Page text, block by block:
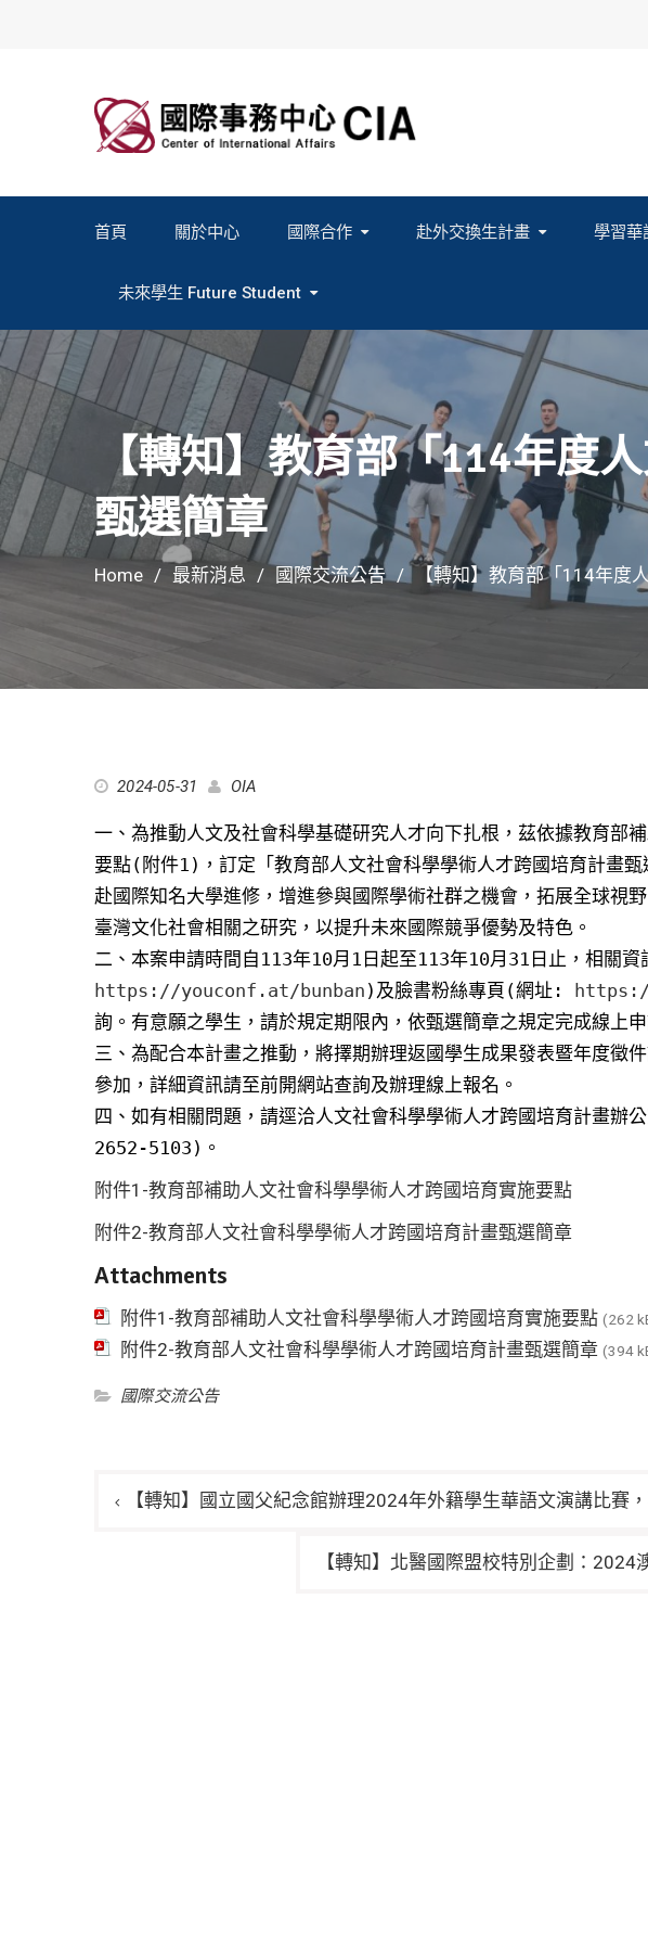
首頁 關於中心 國際合作 赴外交換生計畫 學習華
未來學生 Future Student
【轉知】教育部「114年度
甄選簡章
Home 最新消息 國際交流公告 【轉知】教育部「114年度
2024-05-31 OIA
一、為推動人文及社會科學基礎研究人才向下扎根，茲依據教育部
要點(附件1)，訂定「教育部人文社會科學學術人才跨國培育計畫
赴國際知名大學進修，增進參與國際學術社群之機會，拓展全球視
臺灣文化社會相關之研究，以提升未來國際競爭優勢及特色。
二、本案申請時間自113年10月1日起至113年10月31日止，相關資
https://youconf.at/bunban )及臉書粉絲專頁(網址: https://
詢。有意願之學生，請於規定期限內，依甄選簡章之規定完成線上
三、為配合本計畫之推動，將擇期辦理返國學生成果發表暨年度徵
參加，詳細資訊請至前開網站查詢及辦理線上報名。
四、如有相關問題，請逕洽人文社會科學學術人才跨國培育計畫辦
2652-5103)。
附件1-教育部補助人文社會科學學術人才跨國培育實施要點
附件2-教育部人文社會科學學術人才跨國培育計畫甄選簡章
Attachments
附件1-教育部補助人文社會科學學術人才跨國培育實施要點 (262
附件2-教育部人文社會科學學術人才跨國培育計畫甄選簡章 (394
國際交流公告
【轉知】國立國父紀念館辦理2024年外籍學生華語文演講比賽
【轉知】北醫國際盟校特別企劃：